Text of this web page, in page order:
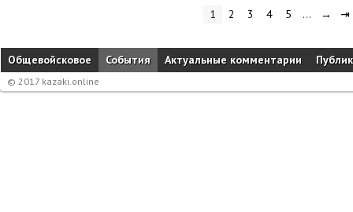
1 2 3 4 5 … → ⇥
Общевойсковое События Актуальные комментарии
© 2017 kazaki.online